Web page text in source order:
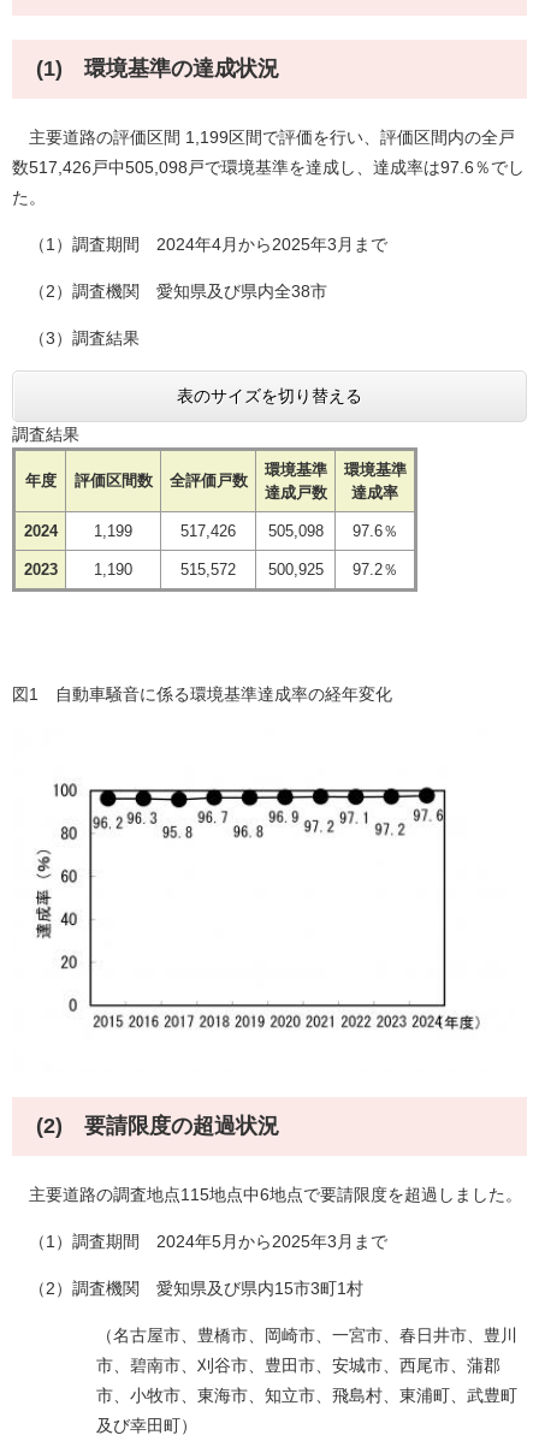
(​1) 環境基準の達成状況
主要道路の評価区間 1,199区間で評価を行い、評価区間内の全戸
数517,426戸中505,098戸で環境基準を達成し、達成率は97.6％でし
た。
（1）調査期間 2024年4月から2025年3月まで
（2）調査機関 愛知県及び県内全38市
（3）調査結果
表のサイズを切り替える
調査結果
年度 評価区間数 全評価戸数
環境基準
達成戸数
環境基準
達成率
2024 1,199 517,426 505,098 97.6％
2023 1,190 515,572 500,925 97.2％
図1 自動車騒音に係る環境基準達成率の経年変化
(2) 要請限度の超過状況
主要道路の調査地点115地点中6地点で要請限度を超過しました。
（1）調査期間 2024年5月から2025年3月まで
（2）調査機関 愛知県及び県内15市3町1村
（名古屋市、豊橋市、岡崎市、一宮市、春日井市、豊川
市、碧南市、刈谷市、豊田市、安城市、西尾市、蒲郡
市、小牧市、東海市、知立市、飛島村、東浦町、武豊町
及び幸田町）